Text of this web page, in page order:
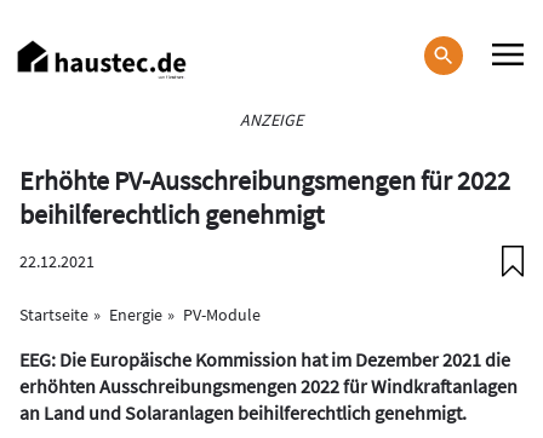
zum
Inhalt
ANZEIGE
Erhöhte PV-Ausschreibungsmengen für 2022
beihilferechtlich genehmigt
22.12.2021
Startseite Energie PV-Module
EEG: Die Europäische Kommission hat im Dezember 2021 die
erhöhten Ausschreibungsmengen 2022 für Windkraftanlagen
an Land und Solaranlagen beihilferechtlich genehmigt.